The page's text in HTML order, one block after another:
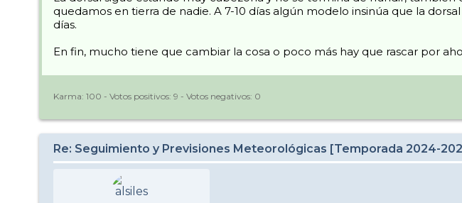
quedamos en tierra de nadie. A 7-10 días algún modelo insinúa que la
días.
En fin, mucho tiene que cambiar la cosa o poco más hay que rascar por
Karma: 100 - Votos positivos: 9 - Votos negativos: 0
Re: Seguimiento y Previsiones Meteorológicas [Temporada 2024-